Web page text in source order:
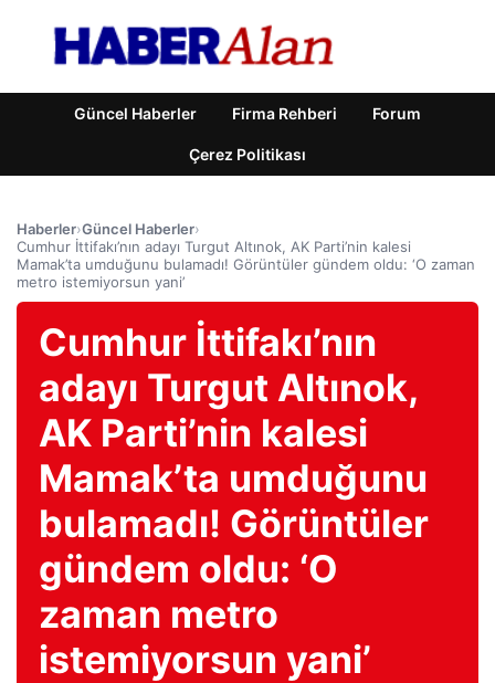
Güncel Haberler Firma Rehberi Forum
Çerez Politikası
Haberler›Güncel Haberler›
Cumhur İttifakı’nın adayı Turgut Altınok, AK Parti’nin kalesi
Mamak’ta umduğunu bulamadı! Görüntüler gündem oldu: ‘O zaman
metro istemiyorsun yani’
Cumhur İttifakı’nın
adayı Turgut Altınok,
AK Parti’nin kalesi
Mamak’ta umduğunu
bulamadı! Görüntüler
gündem oldu: ‘O
zaman metro
istemiyorsun yani’